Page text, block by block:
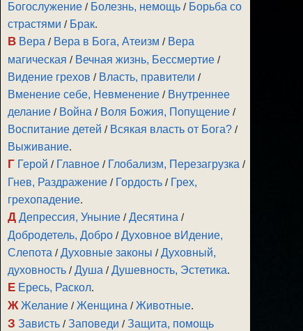
Богослужение / Болезнь, немощь / Борьба со
страстями / Брак.
В Вера / Вера в Бога, Атеизм / Вера
магическая / Вечная жизнь, Бессмертие /
Видение грехов / Власть, правители /
Вменение себе, Невменение / Внутреннее
делание / Война / Воля Божия, Попущение /
Воспитание детей / Всякая власть от Бога? /
Выживание.
Г Герой / Главное / Глобализм, Перезагрузка /
Гнев, Раздражение / Гордость / Грех,
грехопадение.
Д Депрессия, Уныние /Десятина /
Добродетель, Добро /Духовное вИдение,
Слепота /Духовные законы /Духовный,
духовность /Душа /Душевность, Эстетика.
Е Ересь, Раскол.
Ж Желание /Женщина /Животные.
З Зависть /Заповеди /Защита, помощь